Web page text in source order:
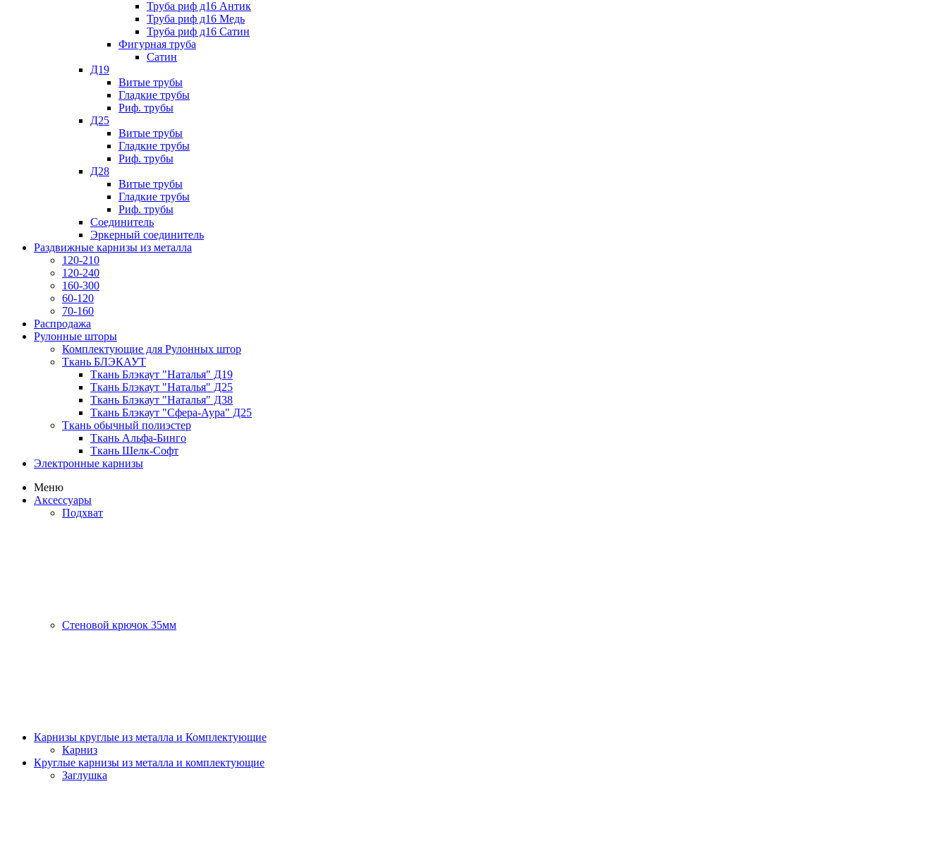
Труба риф д16 Антик
Труба риф д16 Медь
Труба риф д16 Сатин
Фигурная труба
Сатин
Д19
Витые трубы
Гладкие трубы
Риф. трубы
Д25
Витые трубы
Гладкие трубы
Риф. трубы
Д28
Витые трубы
Гладкие трубы
Риф. трубы
Соединитель
Эркерный соединитель
Раздвижные карнизы из металла
120-210
120-240
160-300
60-120
70-160
Распродажа
Рулонные шторы
Комплектующие для Рулонных штор
Ткань БЛЭКАУТ
Ткань Блэкаут "Наталья" Д19
Ткань Блэкаут "Наталья" Д25
Ткань Блэкаут "Наталья" Д38
Ткань Блэкаут "Сфера-Аура" Д25
Ткань обычный полиэстер
Ткань Альфа-Бинго
Ткань Шелк-Софт
Электронные карнизы
Меню
Аксессуары
Подхват
Стеновой крючок 35мм
Карнизы круглые из металла и Комплектующие
Карниз
Круглые карнизы из металла и комплектующие
Заглушка